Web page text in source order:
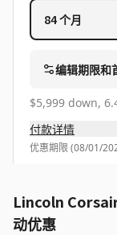
84个月
编辑期限和
$5,999 down,
付款详情
优惠期限 (08/01/
Lincoln
动优惠